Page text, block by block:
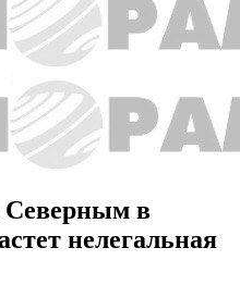
Северным в
нелегальная